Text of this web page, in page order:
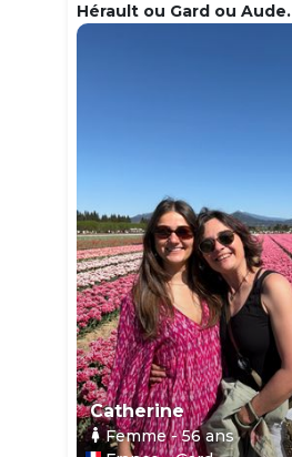
Hérault ou Gard ou Aude.
Catherine
Femme- 56ans